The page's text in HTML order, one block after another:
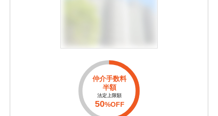
仲介手数料
半額
法定上限額
50%OFF